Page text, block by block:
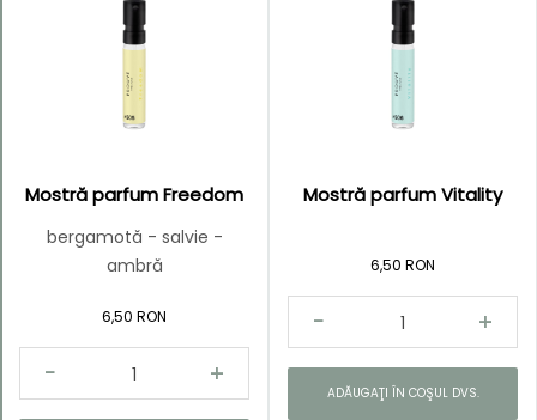
Mostră parfum Freedom
bergamotă - salvie -
ambră
6,50 RON
Mostră parfum Vitality
6,50 RON
ADĂUGAŢI ÎN COŞUL DVS.